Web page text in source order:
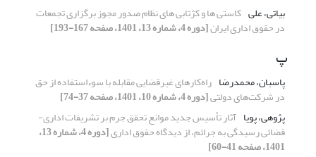
بیاتی، علی کاستی ها و کژتابی های نظام صدور مجوز برگزاری تجمعات
در حقوق اداری ایران[دوره 4، شماره 13، 1401، صفحه 167-193]
پ
پاسبان، محمدرضا راه‌کارهای غیرقضایی مقابله با سوءاستفاده از حق
در شرکت‌های دولتی[دوره 4، شماره 10، 1401، صفحه 37-74]
پژوهی، پویا آثار تأسیس جدید موانع تحقق جرم بر تشریفات اداری-
قضائی رسیدگی به جرائم، از دیدگاه حقوق اداری [دوره 4، شماره 13،
1401، صفحه 41-60]